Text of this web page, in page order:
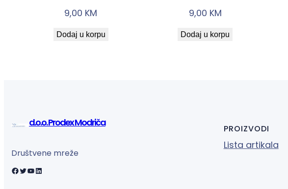
9,00 KM
Dodaj u korpu
9,00 KM
Dodaj u korpu
d.o.o. Prodex Modriča
Društvene mreže
Facebook Twitter YouTube LinkedIn
PROIZVODI
Lista artikala